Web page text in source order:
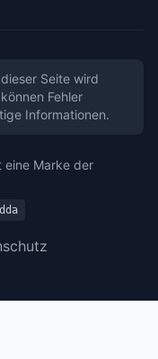
Seite wird
Fehler
Informationen.
Marke der